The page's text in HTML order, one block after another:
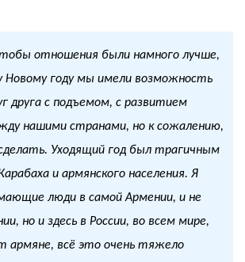
отношения были намного лучше,
году мы имели возможность
друга с подъемом, с развитием
нашими странами, но к сожалению,
Уходящий год был трагичным
и армянского населения. Я
люди в самой Армении, и не
но и здесь в России, во всем мире,
армяне, всё это очень тяжело